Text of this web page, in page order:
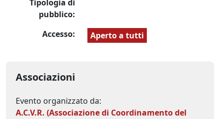
Tipologia di
pubblico:
Accesso:
Aperto a tutti
Associazioni
Evento organizzato da:
A.C.V.R. (Associazione di Coordinamento del